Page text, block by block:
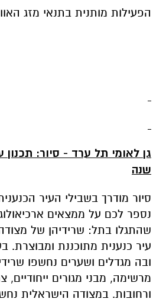
הפעילות מותנית בתנאי מזג
שנה
סיור מודרך בשבילי העיר
נספר לכם על ממצאים
שהתגלו בתל: שרידיהן של
עיר כנענית מתוכננת ומבוצרת.
ובה מגדלים ושערים נחשפו
מרשימה, מבני מגורים
ורחובות. במצודה הישראלית